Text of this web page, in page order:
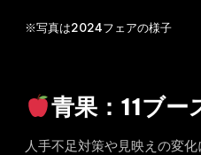
※写真は2024フェアの様子
青果：11ブー
人手不足対策や見映えの変